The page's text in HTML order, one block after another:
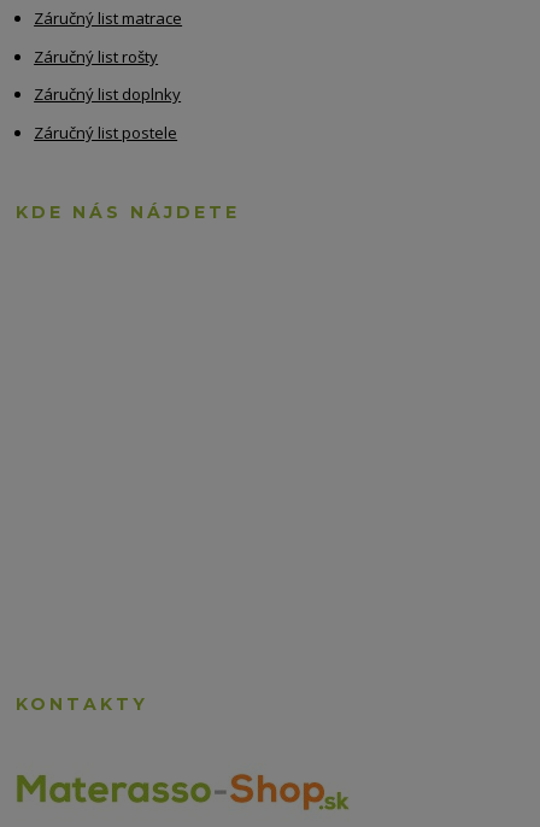
Záručný list matrace
Záručný list rošty
Záručný list doplnky
Záručný list postele
KDE NÁS NÁJDETE
KONTAKTY